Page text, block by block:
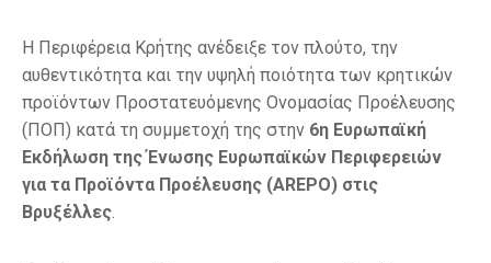
Η Περιφέρεια Κρήτης ανέδειξε τον πλούτο, την
αυθεντικότητα και την υψηλή ποιότητα των κρητικών
προϊόντων Προστατευόμενης Ονομασίας Προέλευσης
(ΠΟΠ) κατά τη συμμετοχή της στην 6η Ευρωπαϊκή
Εκδήλωση της Ένωσης Ευρωπαϊκών Περιφερειών
για τα Προϊόντα Προέλευσης (AREPO) στις
Βρυξέλλες.